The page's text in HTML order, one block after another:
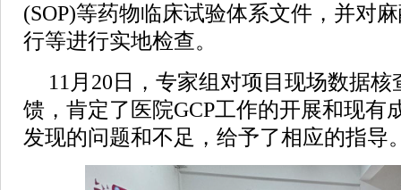
(SOP)等药物临床试验体系文件，并对
行等进行实地检查。
11月20日，专家组对项目现场数据
馈，肯定了医院GCP工作的开展和现有
发现的问题和不足，给予了相应的指导